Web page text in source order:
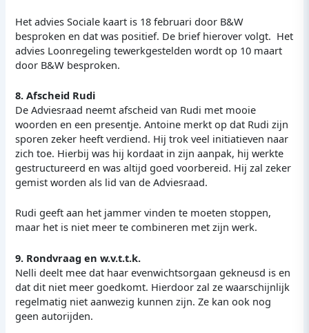
Het advies Sociale kaart is 18 februari door B&W
besproken en dat was positief. De brief hierover volgt. Het
advies Loonregeling tewerkgestelden wordt op 10 maart
door B&W besproken.
8. Afscheid Rudi
De Adviesraad neemt afscheid van Rudi met mooie
woorden en een presentje. Antoine merkt op dat Rudi zijn
sporen zeker heeft verdiend. Hij trok veel initiatieven naar
zich toe. Hierbij was hij kordaat in zijn aanpak, hij werkte
gestructureerd en was altijd goed voorbereid. Hij zal zeker
gemist worden als lid van de Adviesraad.
Rudi geeft aan het jammer vinden te moeten stoppen,
maar het is niet meer te combineren met zijn werk.
9. Rondvraag en w.v.t.t.k.
Nelli deelt mee dat haar evenwichtsorgaan gekneusd is en
dat dit niet meer goedkomt. Hierdoor zal ze waarschijnlijk
regelmatig niet aanwezig kunnen zijn. Ze kan ook nog
geen autorijden.